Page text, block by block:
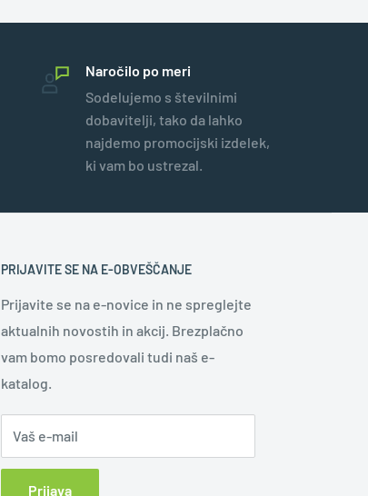
Naročilo po meri
Sodelujemo s številnimi
dobavitelji, tako da lahko
najdemo promocijski izdelek,
ki vam bo ustrezal.
PRIJAVITE SE NA E-OBVEŠČANJE
Prijavite se na e-novice in ne spreglejte
aktualnih novostih in akcij. Brezplačno
vam bomo posredovali tudi naš e-
katalog.
Vaš e-mail
Prijava